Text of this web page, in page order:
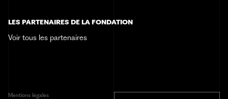
Contact
LES PARTENAIRES DE LA FONDATION
Voir tous les partenaires
Mentions légales